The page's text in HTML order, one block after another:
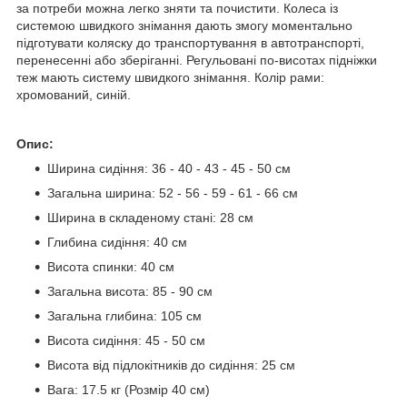
за потреби можна легко зняти та почистити. Колеса із
системою швидкого знімання дають змогу моментально
підготувати коляску до транспортування в автотранспорті,
перенесенні або зберіганні. Регульовані по-висотах підніжки
теж мають систему швидкого знімання. Колір рами:
хромований, синій.
Опис:
Ширина сидіння: 36 - 40 - 43 - 45 - 50 см
Загальна ширина: 52 - 56 - 59 - 61 - 66 см
Ширина в складеному стані: 28 см
Глибина сидіння: 40 см
Висота спинки: 40 см
Загальна висота: 85 - 90 см
Загальна глибина: 105 см
Висота сидіння: 45 - 50 см
Висота від підлокітників до сидіння: 25 см
Вага: 17.5 кг (Розмір 40 см)